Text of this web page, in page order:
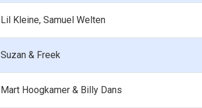
Lil Kleine, Samuel Welten
Suzan & Freek
Mart Hoogkamer & Billy Dans